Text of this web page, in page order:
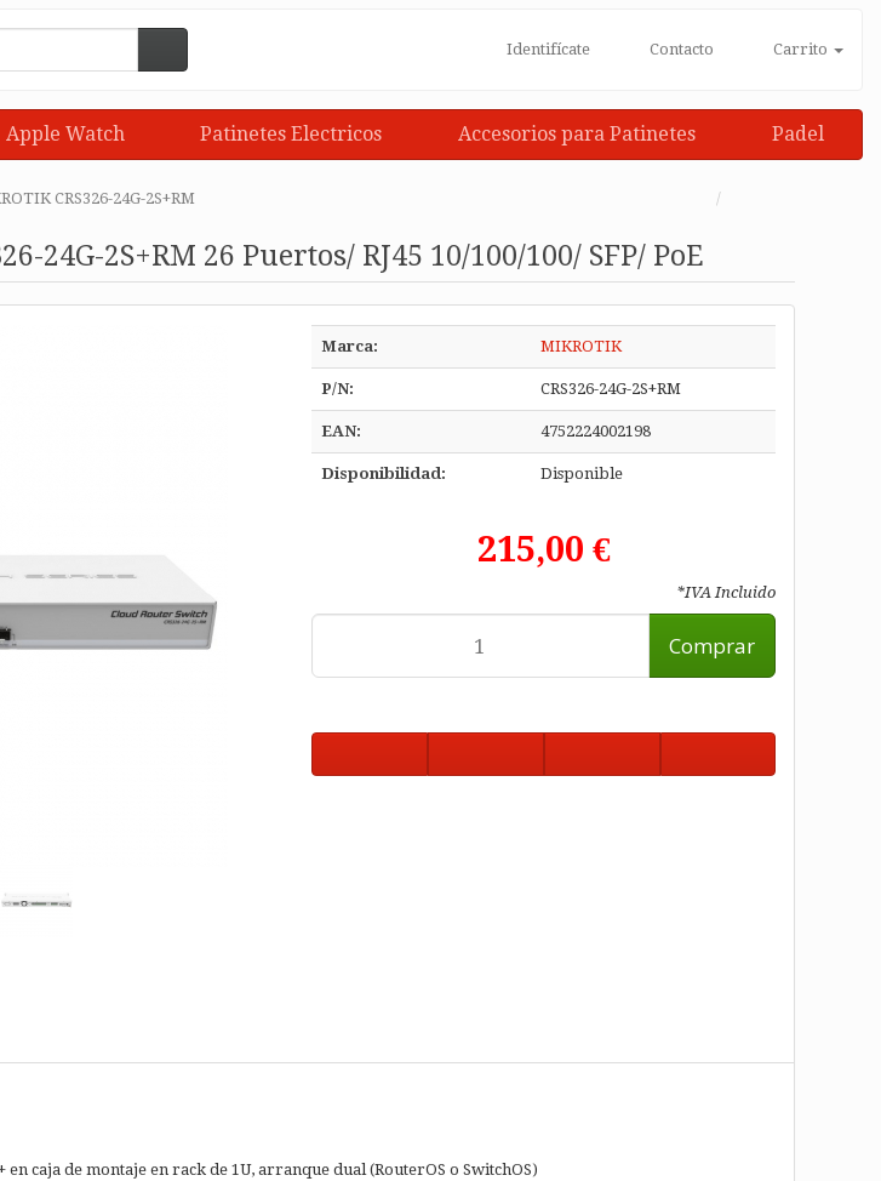
Identifícate Contacto Carrito
Apple Watch Patinetes Electricos Accesorios para Patinetes Padel
CRS326-24G-2S+RM
24G-2S+RM 26 Puertos/ RJ45 10/100/100/ SFP/ PoE
Marca: MIKROTIK
P/N: CRS326-24G-2S+RM
EAN: 4752224002198
Disponibilidad: Disponible
215,00 €
*IVA Incluido
Comprar
caja de montaje en rack de 1U, arranque dual (RouterOS o SwitchOS)